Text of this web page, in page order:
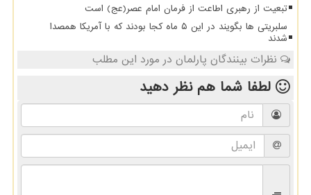
تبعیت از رهبری اطاعت از فرمان امام عصر(عج) است
سلبریتی ها بگویند در این ۵ ماه کجا بودند که با آمریکا همصدا
شدند
نظرات بینندگان پارلمان در مورد این مطلب
لطفا شما همنظر دهید